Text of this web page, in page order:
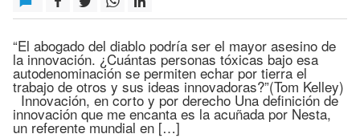
“El abogado del diablo podría ser el mayor asesino de
la innovación. ¿Cuántas personas tóxicas bajo esa
autodenominación se permiten echar por tierra el
trabajo de otros y sus ideas innovadoras?”(Tom Kelley)
Innovación, en corto y por derecho Una definición de
innovación que me encanta es la acuñada por Nesta,
un referente mundial en […]